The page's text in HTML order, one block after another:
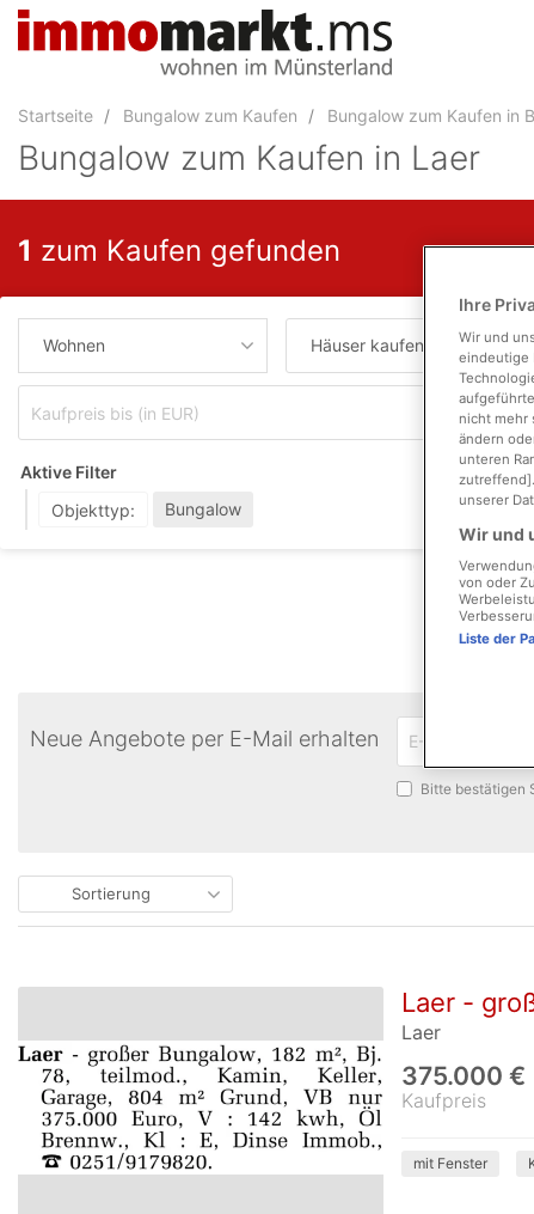
Accessibility
Navigation
zum
Inhalt
der
Startseite Bungalow zum Kaufen Bungalow zum Kaufen in
Bungalow zum Kaufen in Laer
1 zum Kaufen gefunden
Wohnen Häuser kaufen
Aktive Filter
Objekttyp:
Bungalow
Neue Angebote per E-Mail erhalten
Bitte bestätigen
Sortierung
Laer -
Laer
Kaufpreis
375.000 €
mit Fenster
Ihre
Wir und
eindeutige
nicht mehr
ändern
unteren
unserer
Wir und
von oder
Liste der